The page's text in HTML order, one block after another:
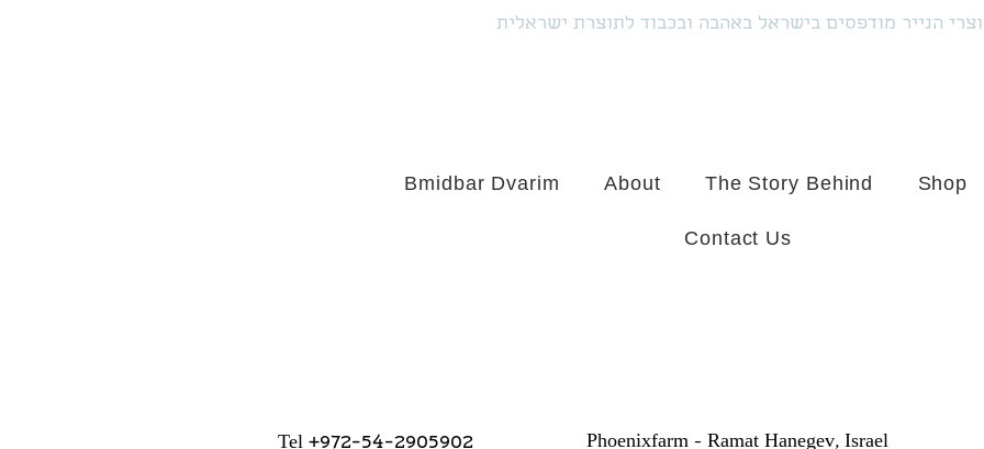
הנייר מודפסים בישראל באהבה ובכבוד לתוצרת ישראלית
Bmidbar Dvarim About The Story Behind Shop
Contact Us
Tel +972-54-2905902 Phoenixfarm - Ramat Hanegev, Israel